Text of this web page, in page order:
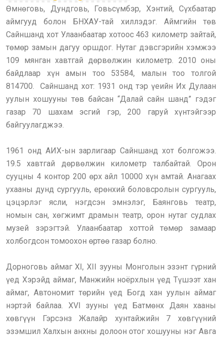
Өмнөговь, Дундговь, Говьсүмбэр, Хэнтий, Сүхбаатар
аймгууд болон БНХАУ-тай хиллэдэг. Аймгийн төв
Сайншанд хот Улаанбаатар хотоос 463 километр зайтай,
төмөр замын дагуу оршдог. Нутаг дэвсгэрийн хэмжээ
109 мянган хавтгай дөрвөлжин километр. 2010 оны
байдлаар хүн амын тоо 53584, малын тоо толгой
814700. Сайншанд хот: 1931 онд тэр үеийн Их Дулаан
уулын хошууны төв байсан “Далай сайн шанд” гэдэг
газар 70 шахам эсгий гэр, 200 гаруй хүнтэйгээр
байгуулагджээ.
1961 онд АИХ-ын зарлигаар Сайншанд хот болгожээ.
19.5 хавтгай дөрвөлжин километр талбайтай. Орон
сууцны 4 контор 200 өрх айл 10000 хүн амтай. Анагаах
ухааны дунд сургууль, ерөнхий боловсролын сургууль,
цэцэрлэг ясли, нэгдсэн эмнэлэг, Баянговь театр,
номын сан, хөгжимт драмын театр, орон нутаг судлах
музей зэрэгтэй. Улаанбаатар хоттой төмөр замаар
холбогдсон томоохон өртөө газар болно.
Дорноговь аймаг ХI, ХII зууны Монголын эзэнт гүрний
үед Хэрэйд аймаг, Манжийн ноёрхлын үед Түшээт хан
аймаг, Автономит төрийн үед Богд хан уулын аймаг
нэртэй байлаа. ХVI зууны үед Батмөнх Даян хааны
хөвгүүн Гэрсэнз Жалайр хунтайжийн 7 хөвгүүний
эзэмшил Халхын анхны долоон отог хошууны нэг Авга